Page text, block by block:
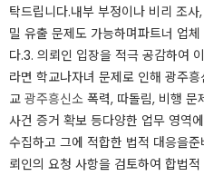
탁드립니다.​내부 부정이나 비리 조
밀 유출 문제도 가능하며파트너 업
다.​​​3. 의뢰인 입장을 적극 공감하여
라면 학교나자녀 문제로 인해 광주
교 광주흥신소 폭력, 따돌림, 비행 문
사건 증거 확보 등다양한 업무 영역
수집하고 그에 적합한 법적 대응을
뢰인의 요청 사항을 검토하여 합법